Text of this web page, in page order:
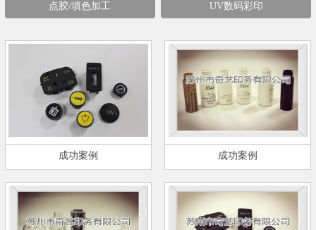
点胶/填色加工 UV数码彩印
成功案例 成功案例